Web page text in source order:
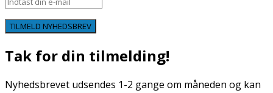
TILMELD NYHEDSBREV
Tak for din tilmelding!
Nyhedsbrevet udsendes 1-2 gange om måneden og kan